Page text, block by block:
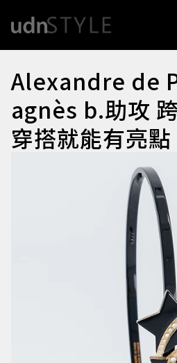
Alexandre de
agnès b.助攻
穿搭就能有亮點